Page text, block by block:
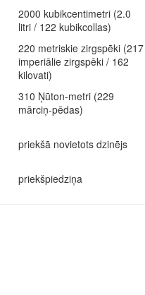
2000 kubikcentimetri (2.0
litri / 122 kubikcollas)
220 metriskie zirgspēki (217
imperiālie zirgspēki / 162
kilovati)
310 Ņūton-metri (229
mārciņ-pēdas)
priekšā novietots dzinējs
priekšpiedziņa